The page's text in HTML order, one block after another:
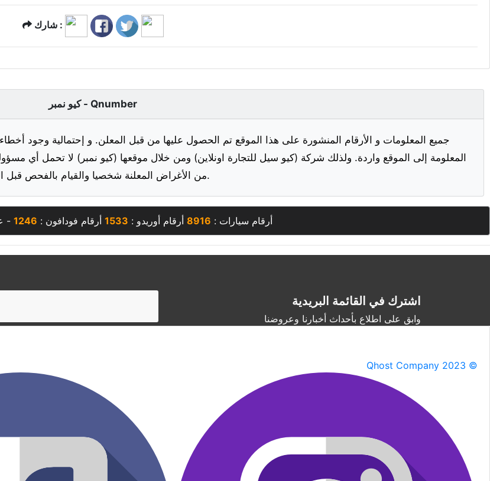
شارك :
كيو نمبر - Qnumber
جميع المعلومات و الأرقام المنشورة على هذا الموقع تم الحصول عليها من قبل المعلن. و إحتمالية وجود
المعلومة إلى الموقع واردة. ولذلك شركة (كيو سيل للتجارة اونلاين) ومن خلال موقعها (كيو نمبر) لا تحمل أي
من الأغراض المعلنة شخصيا والقيام بالفحص قبل الشراء.
أرقام سيارات : 8916 أرقام أوريدو : 1533 أرقام فودافون : 1246
-
اشترك في القائمة البريدية
وابق على اطلاع بأحداث أخبارنا وعروضنا
Qhost Company 2023 ©